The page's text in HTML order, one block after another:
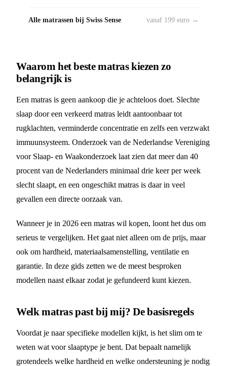
Alle matrassen bij Swiss Sense vanaf 199 euro →
Waarom het beste matras kiezen zo
belangrijk is
Een matras is geen aankoop die je achteloos doet. Slechte
slaap door een verkeerd matras leidt aantoonbaar tot
rugklachten, verminderde concentratie en zelfs een verzwakt
immuunsysteem. Onderzoek van de Nederlandse Vereniging
voor Slaap- en Waakonderzoek laat zien dat meer dan 40
procent van de Nederlanders minimaal drie keer per week
slecht slaapt, en een ongeschikt matras is daar in veel
gevallen een directe oorzaak van.
Wanneer je in 2026 een matras wil kopen, loont het dus om
serieus te vergelijken. Het gaat niet alleen om de prijs, maar
ook om hardheid, materiaalsamenstelling, ventilatie en
garantie. In deze gids zetten we de meest besproken
modellen naast elkaar zodat je gefundeerd kunt kiezen.
Welk matras past bij mij? De basisregels
Voordat je naar specifieke modellen kijkt, is het slim om te
weten wat voor slaaptype je bent. Dat bepaalt namelijk
grotendeels welke hardheid en welke ondersteuning je nodig